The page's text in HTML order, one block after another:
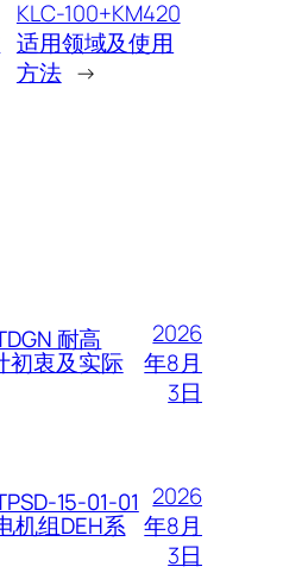
KLC-100+KM420
适用领域及使用
方法 →
耐高
初衷及实际
2026
年8月
3日
15-01-01
机组DEH系
2026
年8月
3日